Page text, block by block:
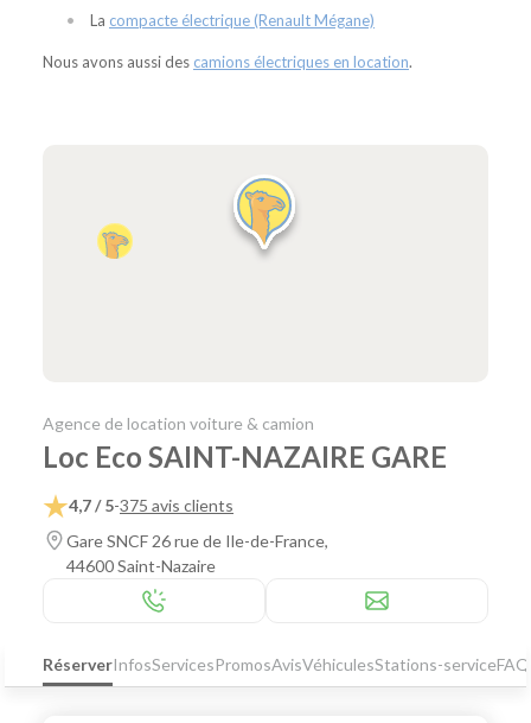
La compacte électrique (Renault Mégane)
Nous avons aussi des camions électriques en location.
Agence de location voiture & camion
Loc Eco SAINT-NAZAIRE GARE
4,7 / 5-375 avis clients
Gare SNCF 26 rue de Ile-de-France,
44600 Saint-Nazaire
RéserverInfosServicesPromosAvisVéhiculesStations-serviceFAQ